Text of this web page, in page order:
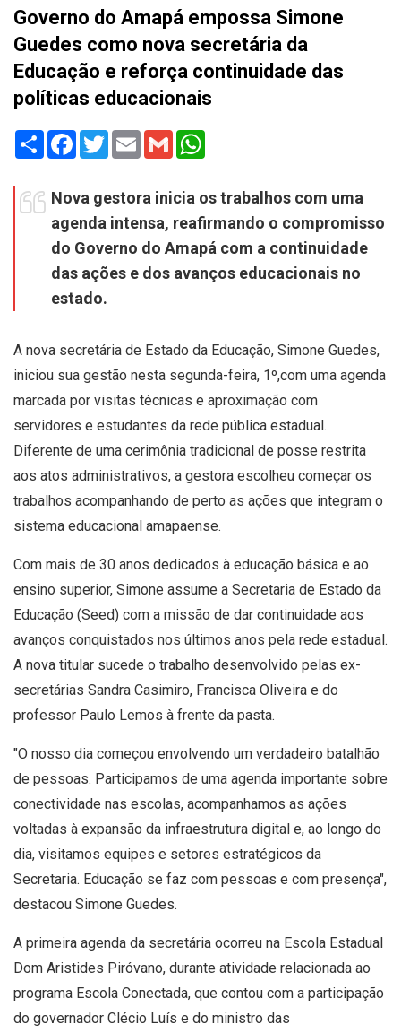
Governo do Amapá empossa Simone
Guedes como nova secretária da
Educação e reforça continuidade das
políticas educacionais
Share Facebook
TwitterEmail Gmail
Nova gestora inicia os trabalhos com uma
agenda intensa, reafirmando o compromisso
do Governo do Amapá com a continuidade
das ações e dos avanços educacionais no
estado.
A nova secretária de Estado da Educação, Simone Guedes,
iniciou sua gestão nesta segunda-feira, 1º,com uma agenda
marcada por visitas técnicas e aproximação com
servidores e estudantes da rede pública estadual.
Diferente de uma cerimônia tradicional de posse restrita
aos atos administrativos, a gestora escolheu começar os
trabalhos acompanhando de perto as ações que integram o
sistema educacional amapaense.
Com mais de 30 anos dedicados à educação básica e ao
ensino superior, Simone assume a Secretaria de Estado da
Educação (Seed) com a missão de dar continuidade aos
avanços conquistados nos últimos anos pela rede estadual.
A nova titular sucede o trabalho desenvolvido pelas ex-
secretárias Sandra Casimiro, Francisca Oliveira e do
professor Paulo Lemos à frente da pasta.
"O nosso dia começou envolvendo um verdadeiro batalhão
de pessoas. Participamos de uma agenda importante sobre
conectividade nas escolas, acompanhamos as ações
voltadas à expansão da infraestrutura digital e, ao longo do
dia, visitamos equipes e setores estratégicos da
Secretaria. Educação se faz com pessoas e com presença",
destacou Simone Guedes.
A primeira agenda da secretária ocorreu na Escola Estadual
Dom Aristides Piróvano, durante atividade relacionada ao
programa Escola Conectada, que contou com a participação
do governador Clécio Luís e do ministro das